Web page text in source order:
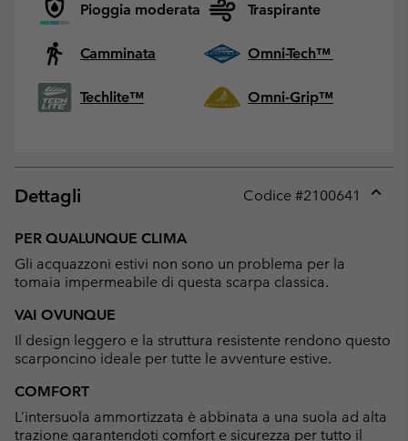
Pioggia moderata Traspirante
Camminata Omni-Tech™
Techlite™ Omni-Grip™
Dettagli Codice #2100641
PER QUALUNQUE CLIMA
Gli acquazzoni estivi non sono un problema per la
tomaia impermeabile di questa scarpa classica.
VAI OVUNQUE
Il design leggero e la struttura resistente rendono questo
scarponcino ideale per tutte le avventure estive.
COMFORT
L’intersuola ammortizzata è abbinata a una suola ad alta
trazione garantendoti comfort e sicurezza per tutto il